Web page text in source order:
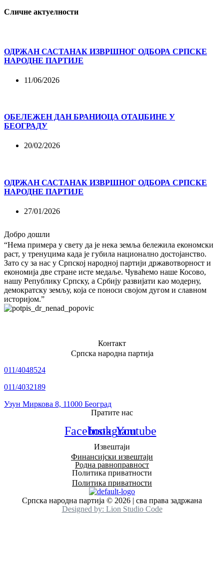
Сличне актуелности
ОДРЖАН САСТАНАК ИЗВРШНОГ ОДБОРА СРПСКЕ
НАРОДНЕ ПАРТИЈЕ
11/06/2026
ОБЕЛЕЖЕН ДАН БРАНИОЦА ОТАЏБИНЕ У
БЕОГРАДУ
20/02/2026
ОДРЖАН САСТАНАК ИЗВРШНОГ ОДБОРА СРПСКЕ
НАРОДНЕ ПАРТИЈЕ
27/01/2026
Добро дошли
“Нема примера у свету да је нека земља бележила економски
раст, у тренуцима када је губила национално достојанство.
Зато су за нас у Српској народној партији државотворност и
економија две стране исте медаље. Чуваћемо наше Косово,
нашу Републику Српску, а Србију развијати као модерну,
демократску земљу, која се поноси својом дугом и славном
историјом.”
Контакт
Српска народна партија
011/4048524
011/4032189
Узун Миркова 8, 11000 Београд
Пратите нас
FacebookInstagramYoutube
Извештаји
Финансијски извештаји
Родна равноправност
Политика приватности
Политика приватности
Српска народна партија © 2026 | сва права задржана
Designed by: Lion Studio Code